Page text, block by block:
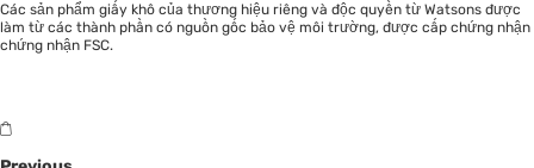
Các sản phẩm giấy khô của thương hiệu riêng và độc quyền từ Watsons được
làm từ các thành phần có nguồn gốc bảo vệ môi trường, được cấp chứng nhận
chứng nhận FSC.